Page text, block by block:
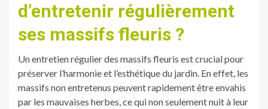
d’entretenir régulièrement
ses massifs fleuris ?
Un entretien régulier des massifs fleuris est crucial pour
préserver l’harmonie et l’esthétique du jardin. En effet, les
massifs non entretenus peuvent rapidement être envahis
par les mauvaises herbes, ce qui non seulement nuit à leur